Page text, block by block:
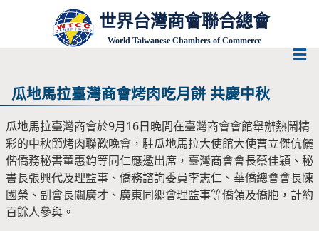
世界台灣商會聯合總會
World Taiwanese Chambers of Commerce
瓜地馬拉臺灣商會烤肉吃月餅 共慶中秋
瓜地馬拉臺灣商會於9月16日晚間在臺灣商會會館舉辦熱鬧精
彩的中秋節烤肉聯歡晚會，駐瓜地馬拉大使館大使曹立傑伉儷
偕僑務秘書董惠鈞等同仁應邀出席，臺灣商會會長蔡佳穎、秘
書長張興代及理監事、僑務諮詢委員李志仁、華僑總會會長陳
國榮、副會長關廣才、廣東同鄉會理監事等僑領及僑胞，計約
百餘人參與。